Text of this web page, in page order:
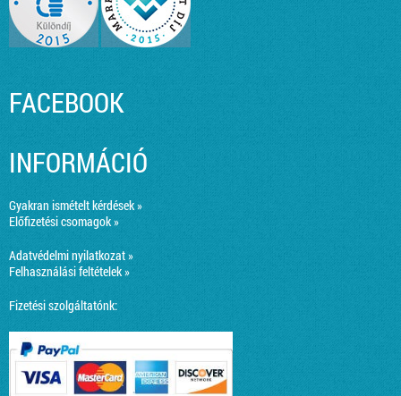
FACEBOOK
INFORMÁCIÓ
Gyakran ismételt kérdések »
Előfizetési csomagok »
Adatvédelmi nyilatkozat »
Felhasználási feltételek »
Fizetési szolgáltatónk: